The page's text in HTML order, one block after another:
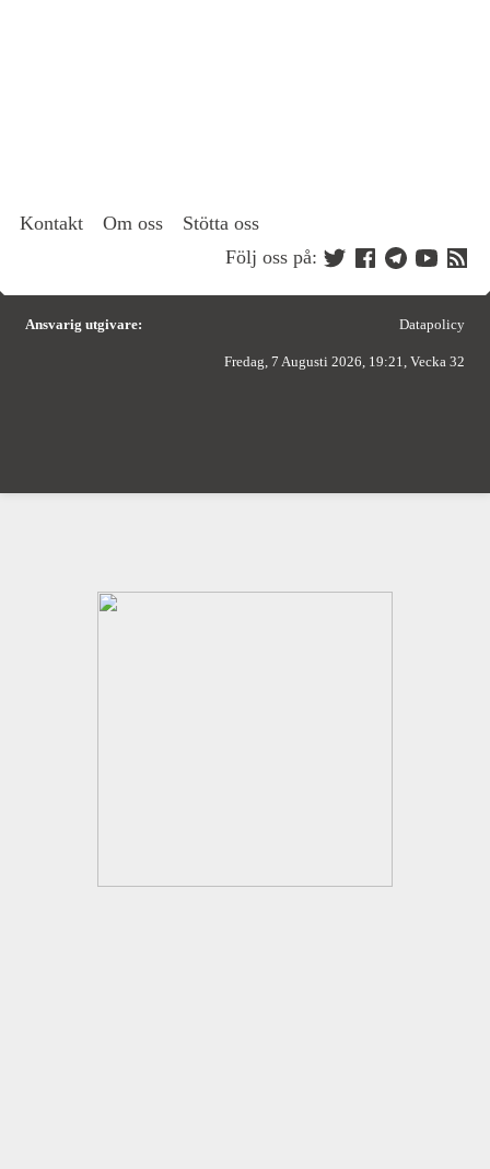
Kontakt Om oss
Stötta oss
Följ oss på:
Ansvarig utgivare: Datapolicy
Fredag, 7 Augusti 2026, 19:21, Vecka 32